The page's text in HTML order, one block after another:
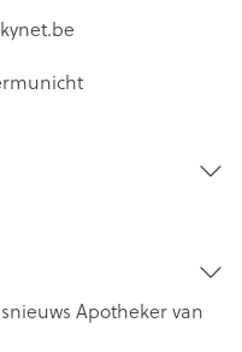
Apotheker van